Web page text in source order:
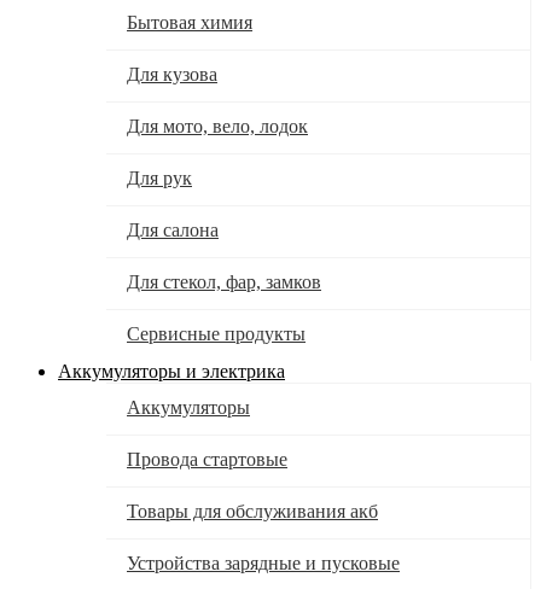
Бытовая химия
Для кузова
Для мото, вело, лодок
Для рук
Для салона
Для стекол, фар, замков
Сервисные продукты
Аккумуляторы и электрика
Аккумуляторы
Провода стартовые
Товары для обслуживания акб
Устройства зарядные и пусковые